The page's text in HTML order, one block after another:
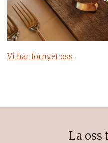
Vi har fornyet oss
La oss